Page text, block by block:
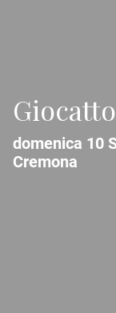
domenica 10
Cremona